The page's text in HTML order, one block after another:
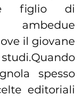
figlio di
il giovane
spesso
editoriali